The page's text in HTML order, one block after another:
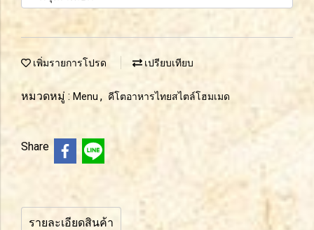
เพิ่มรายการโปรด เปรียบเทียบ
หมวดหมู่ : Menu , คีโตอาหารไทยสไตล์โฮมเมด
Share
รายละเอียดสินค้า